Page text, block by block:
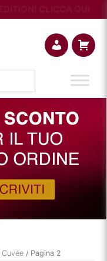
Cuvée / Pagina 2